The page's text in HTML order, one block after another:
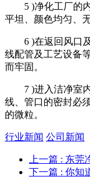
5 )净化工厂的内
平坦、颜色均匀、
6 )在返回风口及
线配管及工艺设备
而牢固。
7 )进入洁净室内
线、管口的密封必
的微粒。
行业新闻 公司新闻
上一篇 : 东莞
下一篇 : 你知